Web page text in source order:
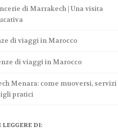
di Marrakech | Una visita
di viaggi in Marocco
di viaggi in Marocco
Menara: come muoversi, servizi
pratici
DI: